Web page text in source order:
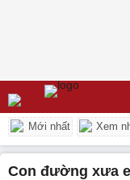
Mới nhất Xem
Con đường xưa